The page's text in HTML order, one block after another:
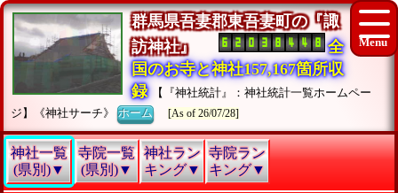
群馬県吾妻郡東吾妻町の『諏
訪神社』
全
国のお寺と神社157,167箇所収
録
【『神社統計』：神社統計一覧ホームペー
ジ】《神社サーチ》ホーム [As of 26/07/28]
神社一覧
(県別)▼
寺院一覧
(県別)▼
神社ラン
キング▼
寺院ラン
キング▼